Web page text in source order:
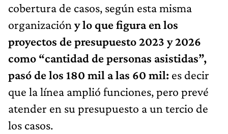
cobertura de casos, según esta misma
organizacióny lo que figura en los
proyectos de presupuesto 2023 y 2026
como “cantidad de personas asistidas”,
pasó de los 180 mil a las 60 mil: es decir
que la línea amplió funciones, pero prevé
atender en su presupuesto a un tercio de
los casos.